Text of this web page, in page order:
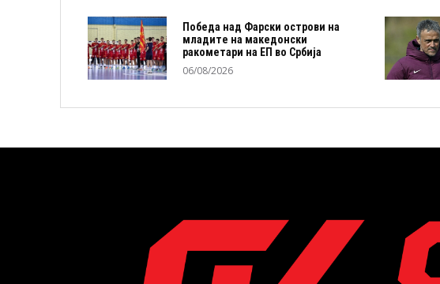
Победа над Фарски острови на
младите на македонски
ракометари на ЕП во Србија
06/08/2026